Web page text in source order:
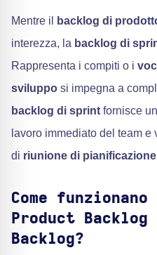
Mentre il backlog di
interezza, la backlog di
Rappresenta i compiti o i
sviluppo si impegna a
backlog di sprint fornisce
lavoro immediato del team
di riunione di
Come
Product
Backlog?